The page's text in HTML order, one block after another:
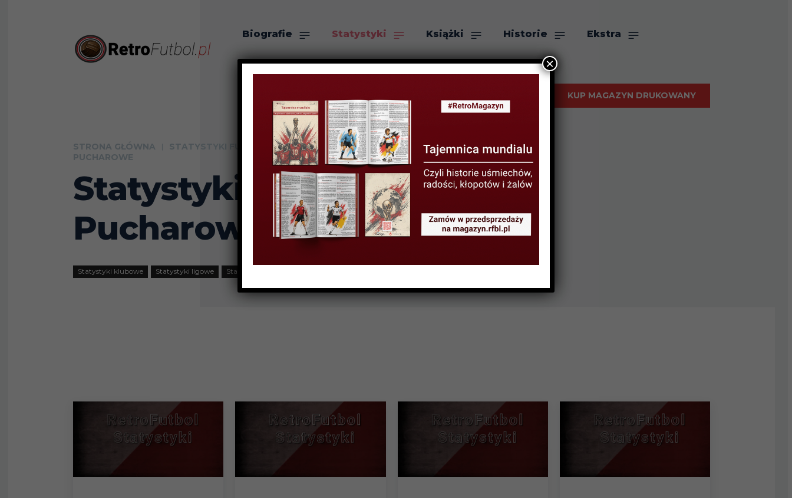
Biografie Statystyki Książki Historie Ekstra
O nas
KUP MAGAZYN DRUKOWANY
STRONA GŁÓWNA STATYSTYKI FUTBOLOWE
STATYSTYKI
PUCHAROWE
Statystyki
Pucharowe
Statystyki klubowe Statystyki ligowe Statystyki piłkarzy
×